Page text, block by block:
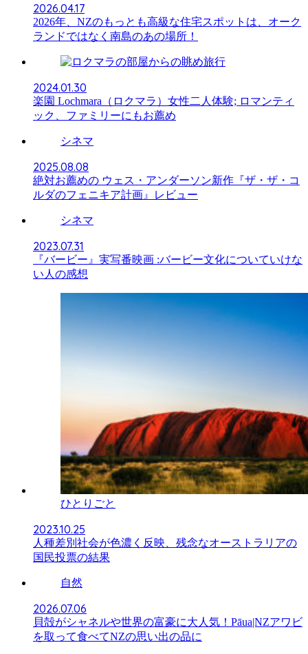
2026.04.17
2026年、NZのもっとも高級な住宅スポットは、オーク
ランドではなく南島のあの場所！
旅行
2024.01.30
楽園 Lochmara（ロクマラ）女性二人体験; ロマンティ
ック、ファミリーにもお薦め
シネマ
2025.08.08
絶対お薦めの ウェス・アンダーソン新作『ザ・ザ・コ
ルダのフェニキア計画』レビュー
シネマ
2023.07.31
『バービー』実写番映画 :バービー文化についていけな
い人の感想
ひとりごと
2023.10.25
人種差別社会が色濃く反映、残念なオーストラリアの
国民投票の結果
自然
2026.07.06
貝殻がシャネルや世界の富豪に大人気！Pāua|NZアワビ
を取って食べてNZの思い出の品に